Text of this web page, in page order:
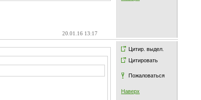
20.01.16 13:17
Цитир. выдел.
Цитировать
Пожаловаться
Наверх